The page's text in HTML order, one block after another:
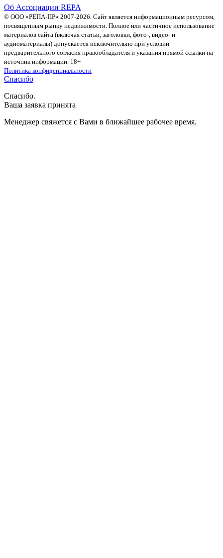
Об Ассоциации REPA
© ООО «РЕПА-ПР» 2007-2026. Сайт является информационным ресурсом,
посвященным рынку недвижимости. Полное или частичное использование
материалов сайта (включая статьи, заголовки, фото-, видео- и
аудиоматериалы) допускается исключительно при условии
предварительного согласия правообладателя и указания прямой ссылки на
источник информации. 18+
Политика конфиденциальности
Спасибо
Спасибо.
Ваша заявка принята
Менеджер свяжется с Вами в ближайшее рабочее время.